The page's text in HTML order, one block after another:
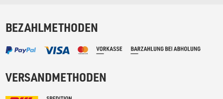
BEZAHLMETHODEN
VERSANDMETHODEN